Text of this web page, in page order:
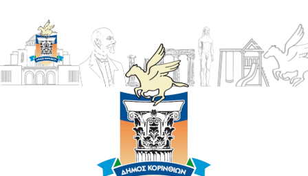
ΔΗΜΟΣ
ΚΟΡΙΝΘΙΩΝ